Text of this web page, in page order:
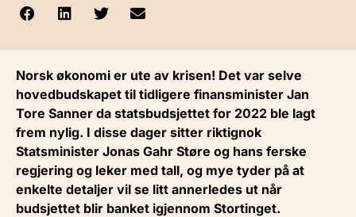
Norsk økonomi er ute av krisen! Det var selve
hovedbudskapet til tidligere finansminister Jan
Tore Sanner da statsbudsjettet for 2022 ble lagt
frem nylig. I disse dager sitter riktignok
Statsminister Jonas Gahr Støre og hans ferske
regjering og leker med tall, og mye tyder på at
enkelte detaljer vil se litt annerledes ut når
budsjettet blir banket igjennom Stortinget.